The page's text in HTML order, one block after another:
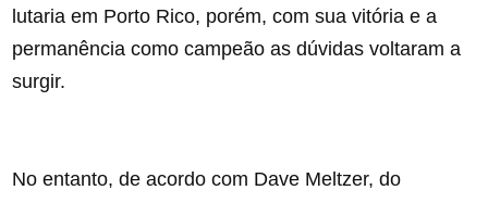
lutaria em Porto Rico, porém, com sua vitória e a
permanência como campeão as dúvidas voltaram a
surgir.
No entanto, de acordo com Dave Meltzer, do